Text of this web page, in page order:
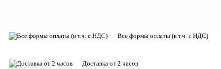
Все формы оплаты (в т.ч. с НДС)
Доставка от 2 часов